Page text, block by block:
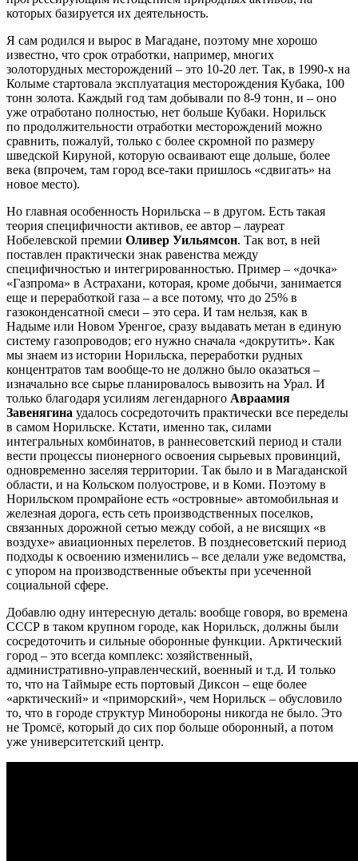
которых базируется их деятельность.
Я сам родился и вырос в Магадане, поэтому мне хорошо
известно, что срок отработки, например, многих
золоторудных месторождений – это 10-20 лет. Так, в 1990-х на
Колыме стартовала эксплуатация месторождения Кубака, 100
тонн золота. Каждый год там добывали по 8-9 тонн, и – оно
уже отработано полностью, нет больше Кубаки. Норильск
по продолжительности отработки месторождений можно
сравнить, пожалуй, только с более скромной по размеру
шведской Кируной, которую осваивают еще дольше, более
века (впрочем, там город все-таки пришлось «сдвигать» на
новое место).
Но главная особенность Норильска – в другом. Есть такая
теория специфичности активов, ее автор – лауреат
Нобелевской премии Оливер Уильямсон. Так вот, в ней
поставлен практически знак равенства между
специфичностью и интегрированностью. Пример – «дочка»
«Газпрома» в Астрахани, которая, кроме добычи, занимается
еще и переработкой газа – а все потому, что до 25% в
газоконденсатной смеси – это сера. И там нельзя, как в
Надыме или Новом Уренгое, сразу выдавать метан в единую
систему газопроводов; его нужно сначала «докрутить». Как
мы знаем из истории Норильска, переработки рудных
концентратов там вообще-то не должно было оказаться –
изначально все сырье планировалось вывозить на Урал. И
только благодаря усилиям легендарного Авраамия
Завенягина удалось сосредоточить практически все переделы
в самом Норильске. Кстати, именно так, силами
интегральных комбинатов, в раннесоветский период и стали
вести процессы пионерного освоения сырьевых провинций,
одновременно заселяя территории. Так было и в Магаданской
области, и на Кольском полуострове, и в Коми. Поэтому в
Норильском промрайоне есть «островные» автомобильная и
железная дорога, есть сеть производственных поселков,
связанных дорожной сетью между собой, а не висящих «в
воздухе» авиационных перелетов. В позднесоветский период
подходы к освоению изменились – все делали уже ведомства,
с упором на производственные объекты при усеченной
социальной сфере.
Добавлю одну интересную деталь: вообще говоря, во времена
СССР в таком крупном городе, как Норильск, должны были
сосредоточить и сильные оборонные функции. Арктический
город – это всегда комплекс: хозяйственный,
административно-управленческий, военный и т.д. И только
то, что на Таймыре есть портовый Диксон – еще более
«арктический» и «приморский», чем Норильск – обусловило
то, что в городе структур Минобороны никогда не было. Это
не Тромсё, который до сих пор больше оборонный, а потом
уже университетский центр.